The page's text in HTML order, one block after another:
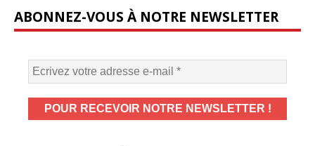
ABONNEZ-VOUS À NOTRE NEWSLETTER